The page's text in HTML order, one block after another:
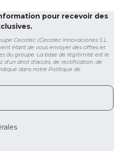
pour recevoir des
Cecotec (Cecotec Innovaciones S.L.
étant de vous envoyer des offres et
du groupe. La base de légitimité est le
d'un droit d'accès, de rectification, de
dans notre Politique de